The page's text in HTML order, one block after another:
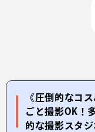
《圧倒的なコ
ごと撮影OK！
的な撮影スタ